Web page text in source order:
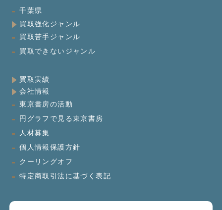
千葉県
買取強化ジャンル
買取苦手ジャンル
買取できないジャンル
買取実績
会社情報
東京書房の活動
円グラフで見る東京書房
人材募集
個人情報保護方針
クーリングオフ
特定商取引法に基づく表記